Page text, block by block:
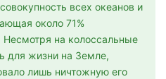
всех океанов и
около 71%
Несмотря на колоссальные
для жизни на Земле,
лишь ничтожную его